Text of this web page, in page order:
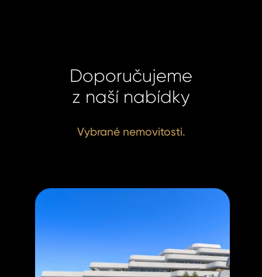
Doporučujeme
z naší nabídky
Vybrané nemovitosti.
+420
+420